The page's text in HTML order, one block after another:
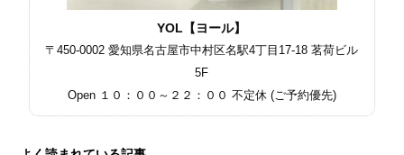
YOL【ヨール】
〒450-0002 愛知県名古屋市中村区名駅4丁目17-18 茗荷ビル
5F
Open １０：００～２２：００ 不定休 (ご予約優先)